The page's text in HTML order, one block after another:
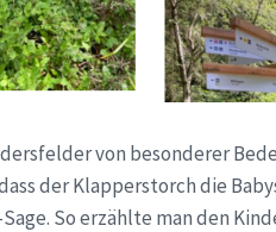
von besonderer
der Klapperstorch die
So erzählte man den